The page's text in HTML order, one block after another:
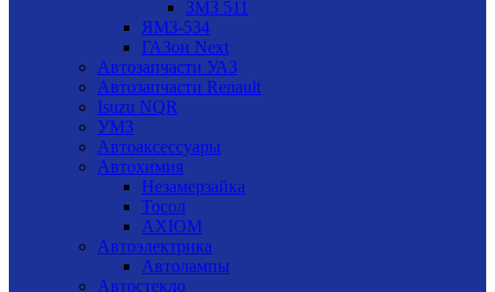
ЗМЗ 511
ЯМЗ-534
ГАЗон Next
Автозапчасти УАЗ
Автозапчасти Renault
Isuzu NQR
УМЗ
Автоаксессуары
Автохимия
Незамерзайка
Тосол
AXIOM
Автоэлектрика
Автолампы
Автостекло